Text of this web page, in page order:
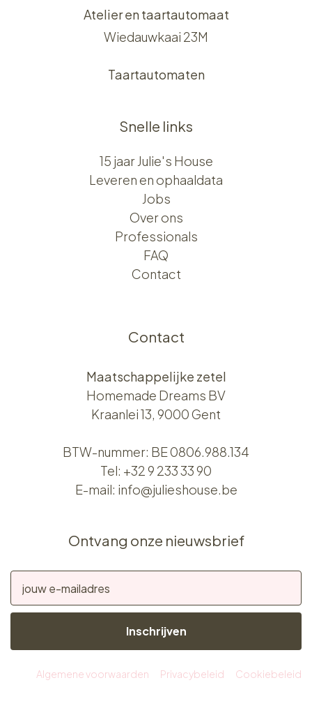
Atelier en taartautomaat
Wiedauwkaai 23M
Taartautomaten
Snelle links
15 jaar Julie's House
Leveren en ophaaldata
Jobs
Over ons​​
Professionals
FAQ
Contact
Contact
Maatschappelijke zetel
Homemade Dreams BV
Kraanlei 13, 9000 Gent
BTW-nummer: BE 0806.988.134
Tel: +32 9 233 33 90
E-mail: info@julieshouse.be
Ontvang onze nieuwsbrief
Inschrijven
Algemene voorwaarden Privacybeleid Cookiebeleid